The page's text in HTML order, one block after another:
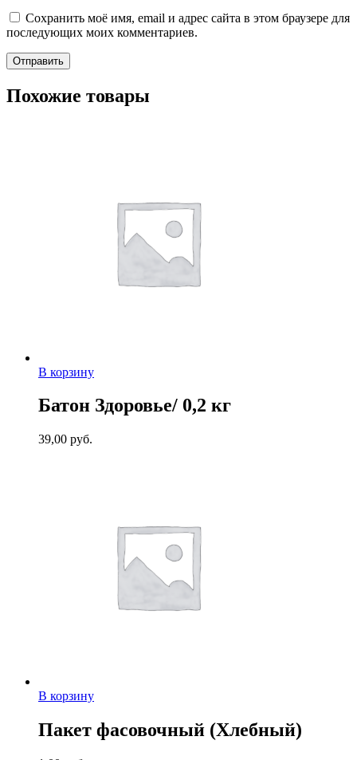
Сохранить моё имя, email и адрес сайта в этом браузере для
последующих моих комментариев.
Похожие товары
В корзину
Батон Здоровье/ 0,2 кг
39,00 руб.
В корзину
Пакет фасовочный (Хлебный)